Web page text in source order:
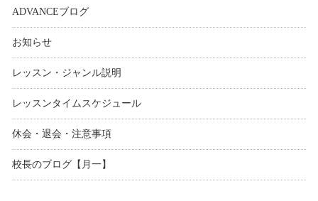
ADVANCEブログ
お知らせ
レッスン・ジャンル説明
レッスンタイムスケジュール
休会・退会・注意事項
校長のブログ【月一】